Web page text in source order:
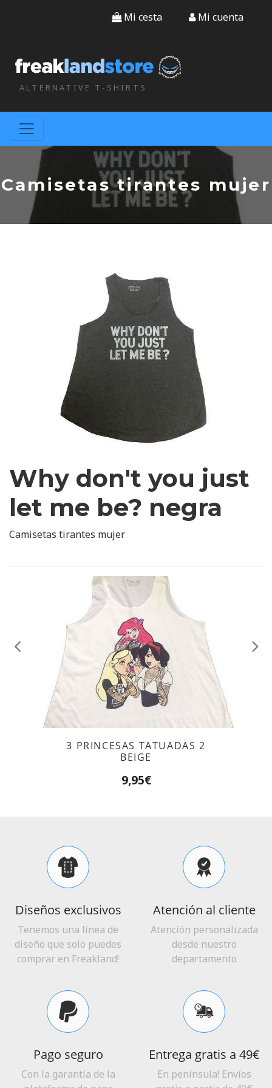
ALTERNATIVE T-SHIRTS
Mi cesta Mi cuenta
Camisetas tirantes mujer
Why don't you just
let me be? negra
Camisetas tirantes mujer
3 PRINCESAS TATUADAS 2
BEIGE
9,95€
Anterior
Diseños exclusivos
Tenemos una línea de
diseño que solo puedes
comprar en Freakland!
Atención al cliente
Atención personalizada
desde nuestro
departamento
Pago seguro
Con la garantía de la
Entrega gratis a 49€
En península! Envíos